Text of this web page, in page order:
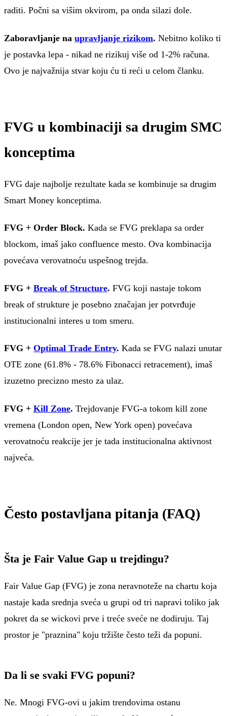
raditi. Počni sa višim okvirom, pa onda silazi dole.
Zaboravljanje na upravljanje rizikom. Nebitno koliko ti
je postavka lepa - nikad ne rizikuj više od 1-2% računa.
Ovo je najvažnija stvar koju ću ti reći u celom članku.
FVG u kombinaciji sa drugim SMC
konceptima
FVG daje najbolje rezultate kada se kombinuje sa drugim
Smart Money konceptima.
FVG + Order Block. Kada se FVG preklapa sa order
blockom, imaš jako confluence mesto. Ova kombinacija
povećava verovatnoću uspešnog trejda.
FVG + Break of Structure. FVG koji nastaje tokom
break of strukture je posebno značajan jer potvrđuje
institucionalni interes u tom smeru.
FVG + Optimal Trade Entry. Kada se FVG nalazi unutar
OTE zone (61.8% - 78.6% Fibonacci retracement), imaš
izuzetno precizno mesto za ulaz.
FVG + Kill Zone. Trejdovanje FVG-a tokom kill zone
vremena (London open, New York open) povećava
verovatnoću reakcije jer je tada institucionalna aktivnost
najveća.
Često postavljana pitanja (FAQ)
Šta je Fair Value Gap u trejdingu?
Fair Value Gap (FVG) je zona neravnoteže na chartu koja
nastaje kada srednja sveća u grupi od tri napravi toliko jak
pokret da se wickovi prve i treće sveće ne dodiruju. Taj
prostor je "praznina" koju tržište često teži da popuni.
Da li se svaki FVG popuni?
Ne. Mnogi FVG-ovi u jakim trendovima ostanu